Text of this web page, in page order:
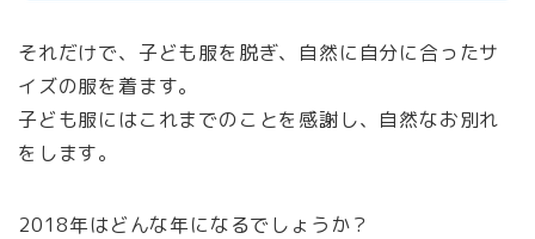
それだけで、子ども服を脱ぎ、自然に自分に合ったサ
イズの服を着ます。
子ども服にはこれまでのことを感謝し、自然なお別れ
をします。
2018年はどんな年になるでしょうか？